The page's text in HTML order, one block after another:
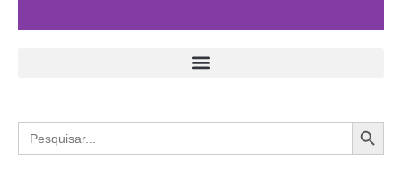
Search
for: